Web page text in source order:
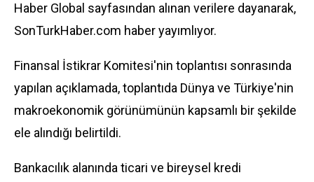
Haber Global sayfasından alınan verilere dayanarak,
SonTurkHaber.com haber yayımlıyor.
Finansal İstikrar Komitesi'nin toplantısı sonrasında
yapılan açıklamada, toplantıda Dünya ve Türkiye'nin
makroekonomik görünümünün kapsamlı bir şekilde
ele alındığı belirtildi.
Bankacılık alanında ticari ve bireysel kredi